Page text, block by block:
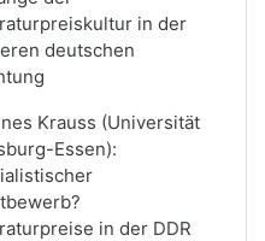
in der
deutschen
Krauss (Universität
Essen):
in der DDR